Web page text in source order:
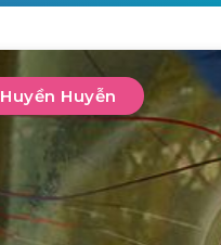
Huyền Huyễn